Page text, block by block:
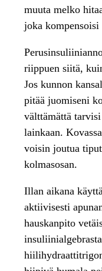
muuta melko
joka
riippuen siitä,
Jos kunnon
pitää juomiseni
välttämättä
lainkaan.
voisin joutua
kolmasosan.
Illan aikana
aktiivisesti
hauskanpito